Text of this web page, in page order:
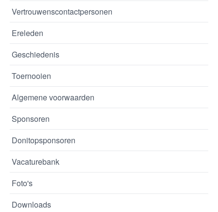
Vertrouwenscontactpersonen
Ereleden
Geschiedenis
Toernooien
Algemene voorwaarden
Sponsoren
Donitopsponsoren
Vacaturebank
Foto's
Downloads